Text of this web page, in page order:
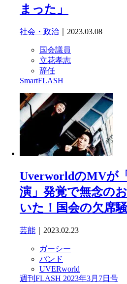
まった」
社会・政治 ｜2023.03.08
国会議員
立花孝志
辞任
SmartFLASH
UverworldのMVが
演」発覚で無念の
いた！国会の欠席
芸能 ｜2023.02.23
ガーシー
バンド
UVERworld
週刊FLASH 2023年3月7日号